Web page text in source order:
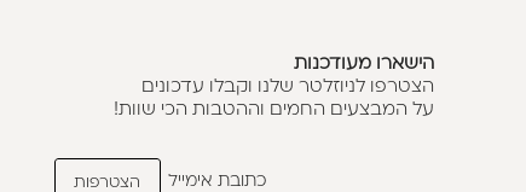
הישארו מעודכנות
הצטרפו לניוזלטר שלנו וקבלו עדכונים
על המבצעים החמים וההטבות הכי שוות!